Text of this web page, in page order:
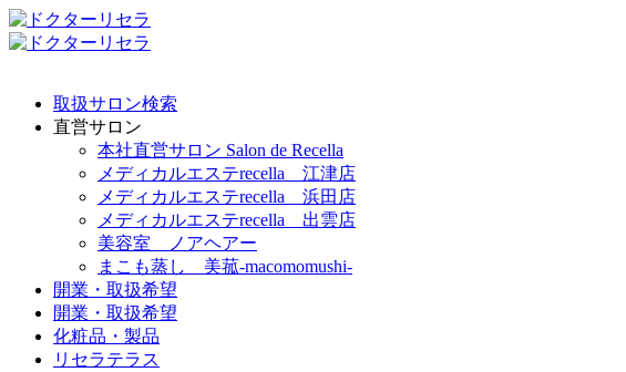
取扱サロン検索
直営サロン
本社直営サロン Salon de Recella
メディカルエステrecella 江津店
メディカルエステrecella 浜田店
メディカルエステrecella 出雲店
美容室 ノアヘアー
まこも蒸し 美菰-macomomushi-
開業・取扱希望
開業・取扱希望
化粧品・製品
リセラテラス